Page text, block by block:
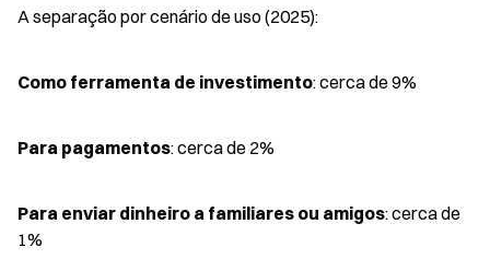
A separação por cenário de uso (2025):
Como ferramenta de investimento: cerca de 9%
Para pagamentos: cerca de 2%
Para enviar dinheiro a familiares ou amigos: cerca de
1%